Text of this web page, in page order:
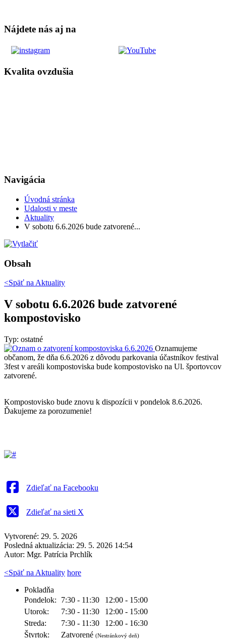
Nájdete nás aj na
Kvalita ovzdušia
Navigácia
Úvodná stránka
Udalosti v meste
Aktuality
V sobotu 6.6.2026 bude zatvorené...
Obsah
<Späť na Aktuality
V sobotu 6.6.2026 bude zatvorené
kompostovisko
Typ: ostatné
Oznamujeme
občanom, že dňa 6.6.2026 z dôvodu parkovania účastníkov festival
3fest v areáli kompostoviska bude kompostovisko na Ul. športovcov
zatvorené.
Kompostovisko bude znovu k dispozícii v pondelok 8.6.2026.
Ďakujeme za porozumenie!
Zdieľať na Facebooku
Zdieľať na sieti X
Vytvorené: 29. 5. 2026
Posledná aktualizácia: 29. 5. 2026 14:54
Autor: Mgr. Patrícia Prchlík
<Späť na Aktuality hore
Pokladňa
Pondelok:
7:30 - 11:30
12:00 - 15:00
Utorok:
7:30 - 11:30
12:00 - 15:00
Streda:
7:30 - 11:30
12:00 - 16:30
Štvrtok:
Zatvorené (Nestránkový deň)